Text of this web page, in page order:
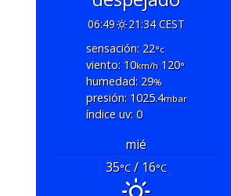
06:49
21:34 CEST
sensación: 22°c
viento: 10km/h120°
humedad: 29%
presión: 1025.4mbar
índice uv: 0
mié
35°C/ 16°C